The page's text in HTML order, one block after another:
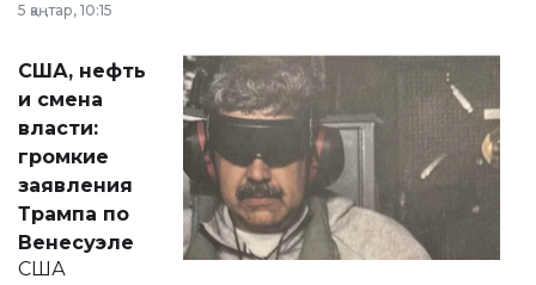
сразу несколько
актуальных тем —
от слухов о
политических
реформах до
вопросов армии,
экономики и
личного здоровья.
5 қаңтар, 10:15
США, нефть
и смена
власти:
громкие
заявления
Трампа по
Венесуэле
США